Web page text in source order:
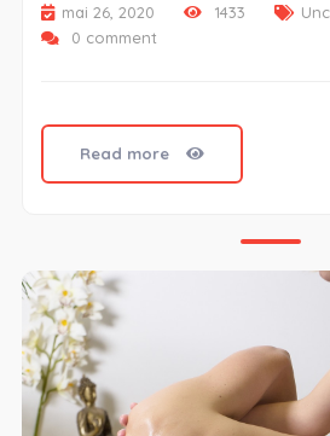
mai 26, 2020 1433
0 comment
Read more